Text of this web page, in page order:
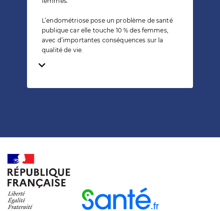
L’endométriose pose un problème de santé
publique car elle touche 10 % des femmes,
avec d’importantes conséquences sur la
qualité de vie.
Temps de lecture